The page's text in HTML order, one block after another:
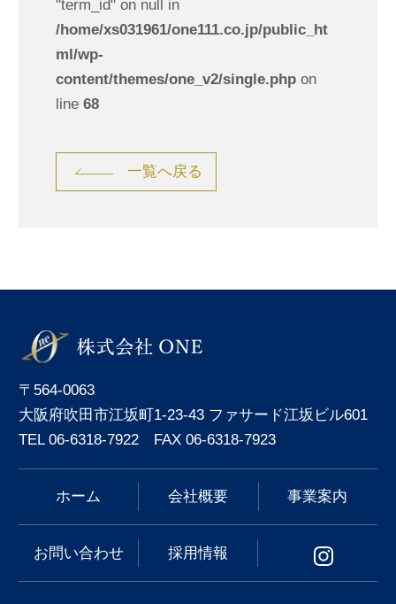
"term_id" on null in
/home/xs031961/one111.co.jp/public_ht
ml/wp-
content/themes/one_v2/single.phpon
line 68
一覧へ戻る
〒564-0063
大阪府吹田市江坂町1-23-43 ファサード江坂ビル601
TEL 06-6318-7922 FAX 06-6318-7923
ホーム 会社概要 事業案内
お問い合わせ 採用情報